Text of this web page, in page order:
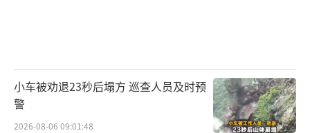
小车被劝退23秒后塌方 巡查人员及时预
警
2026-08-06 09:01:48